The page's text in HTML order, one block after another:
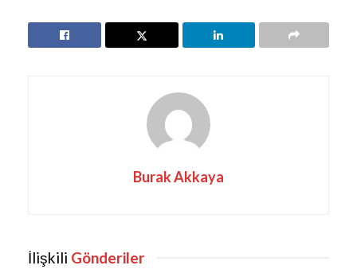
Burak Akkaya
İlişkili Gönderiler